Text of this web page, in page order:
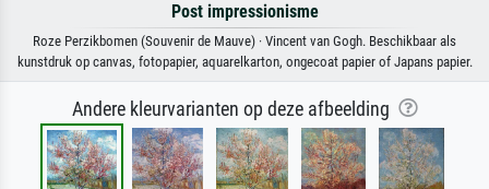
Post impressionisme
Roze Perzikbomen (Souvenir de Mauve) · Vincent van Gogh. Beschikbaar als
kunstdruk op canvas, fotopapier, aquarelkarton, ongecoat papier of Japans papier.
Andere kleurvarianten op deze afbeelding